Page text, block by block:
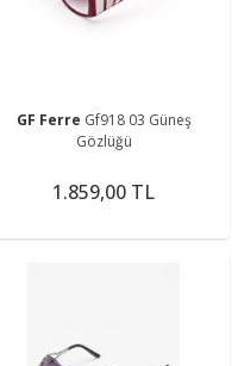
GF Ferre Gf918 03 Güneş
Gözlüğü
1.859,00 TL